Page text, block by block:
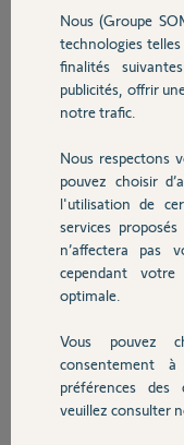
Sécurité
Domotique
Chauffage
Autres produits
Devis avec un
Contact
Déplacements du Link
Déplacements du
Déplacement de la
et Détection d'un
Je soupçonne que les
l'aboiement de notre
De plus, la sirène
pendant notre présence
n'avait été déplacé.
Pour régler le
protection du Link
Pourriez-vous svp
réactive les
Concernant le faux
Nous (Groupe
technologies
finalités
publicités, offrir
notre trafic.
Nous respectons
pouvez choisir
l'utilisation de
services
n’affectera pas
cependant
optimale.
Vous pouvez
consentement
préférences des
veuillez consulter